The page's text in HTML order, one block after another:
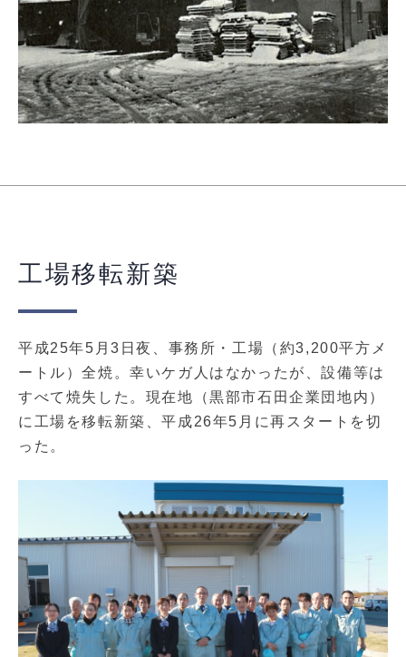
工場移転新築
平成25年5月3日夜、事務所・工場（約3,200平方メ
ートル）全焼。幸いケガ人はなかったが、設備等は
すべて焼失した。現在地（黒部市石田企業団地内）
に工場を移転新築、平成26年5月に再スタートを切
った。